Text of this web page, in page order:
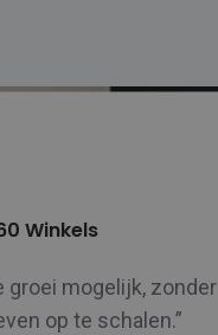
Winkels
groei mogelijk, zonder
op te schalen.”